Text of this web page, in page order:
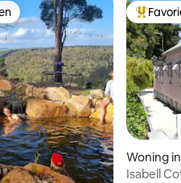
Woning
Isabell